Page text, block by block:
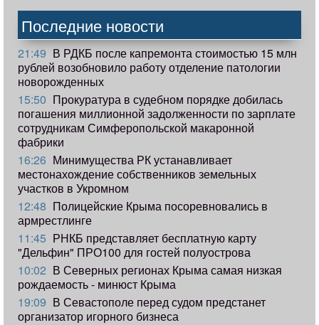
Последние новости
21:49 В РДКБ после капремонта стоимостью 15 млн
рублей возобновило работу отделение патологии
новорожденных
15:50 Прокуратура в судебном порядке добилась
погашения миллионной задолженности по зарплате
сотрудникам Симферопольской макаронной
фабрики
16:26 Минимущества РК устанавливает
местонахождение собственников земельных
участков в Укромном
12:48 Полицейские Крыма посоревновались в
армрестлинге
11:45 РНКБ представляет бесплатную карту
"Дельфин" ПРО100 для гостей полуострова
10:02 В Северных регионах Крыма самая низкая
рождаемость - минюст Крыма
19:09 В Севастополе перед судом предстанет
организатор игорного бизнеса